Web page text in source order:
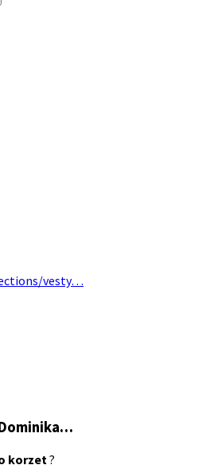
vesty…
korzet?